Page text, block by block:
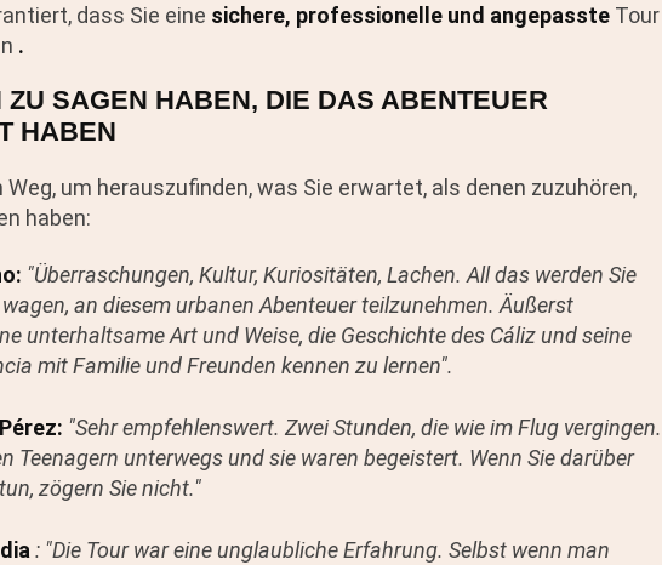
dass Sie eine sichere, professionelle und angepasste Tour
.
SAGEN HABEN, DIE DAS ABENTEUER
HABEN
um herauszufinden, was Sie erwartet, als denen zuzuhören,
haben:
"Überraschungen, Kultur, Kuriositäten, Lachen. All das werden Sie
an diesem urbanen Abenteuer teilzunehmen. Äußerst
unterhaltsame Art und Weise, die Geschichte des Cáliz und seine
mit Familie und Freunden kennen zu lernen".
"Sehr empfehlenswert. Zwei Stunden, die wie im Flug vergingen.
Teenagern unterwegs und sie waren begeistert. Wenn Sie darüber
zögern Sie nicht."
: "Die Tour war eine unglaubliche Erfahrung. Selbst wenn man